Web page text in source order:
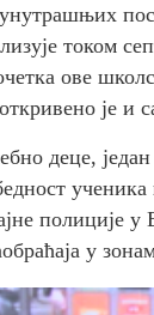
током
ове
откривено је
деце,
полиције
у